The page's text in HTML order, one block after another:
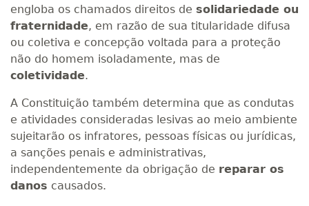
engloba os chamados direitos de solidariedade ou
fraternidade, em razão de sua titularidade difusa
ou coletiva e concepção voltada para a proteção
não do homem isoladamente, mas de
coletividade.
A Constituição também determina que as condutas
e atividades consideradas lesivas ao meio ambiente
sujeitarão os infratores, pessoas físicas ou jurídicas,
a sanções penais e administrativas,
independentemente da obrigação de reparar os
danos causados.